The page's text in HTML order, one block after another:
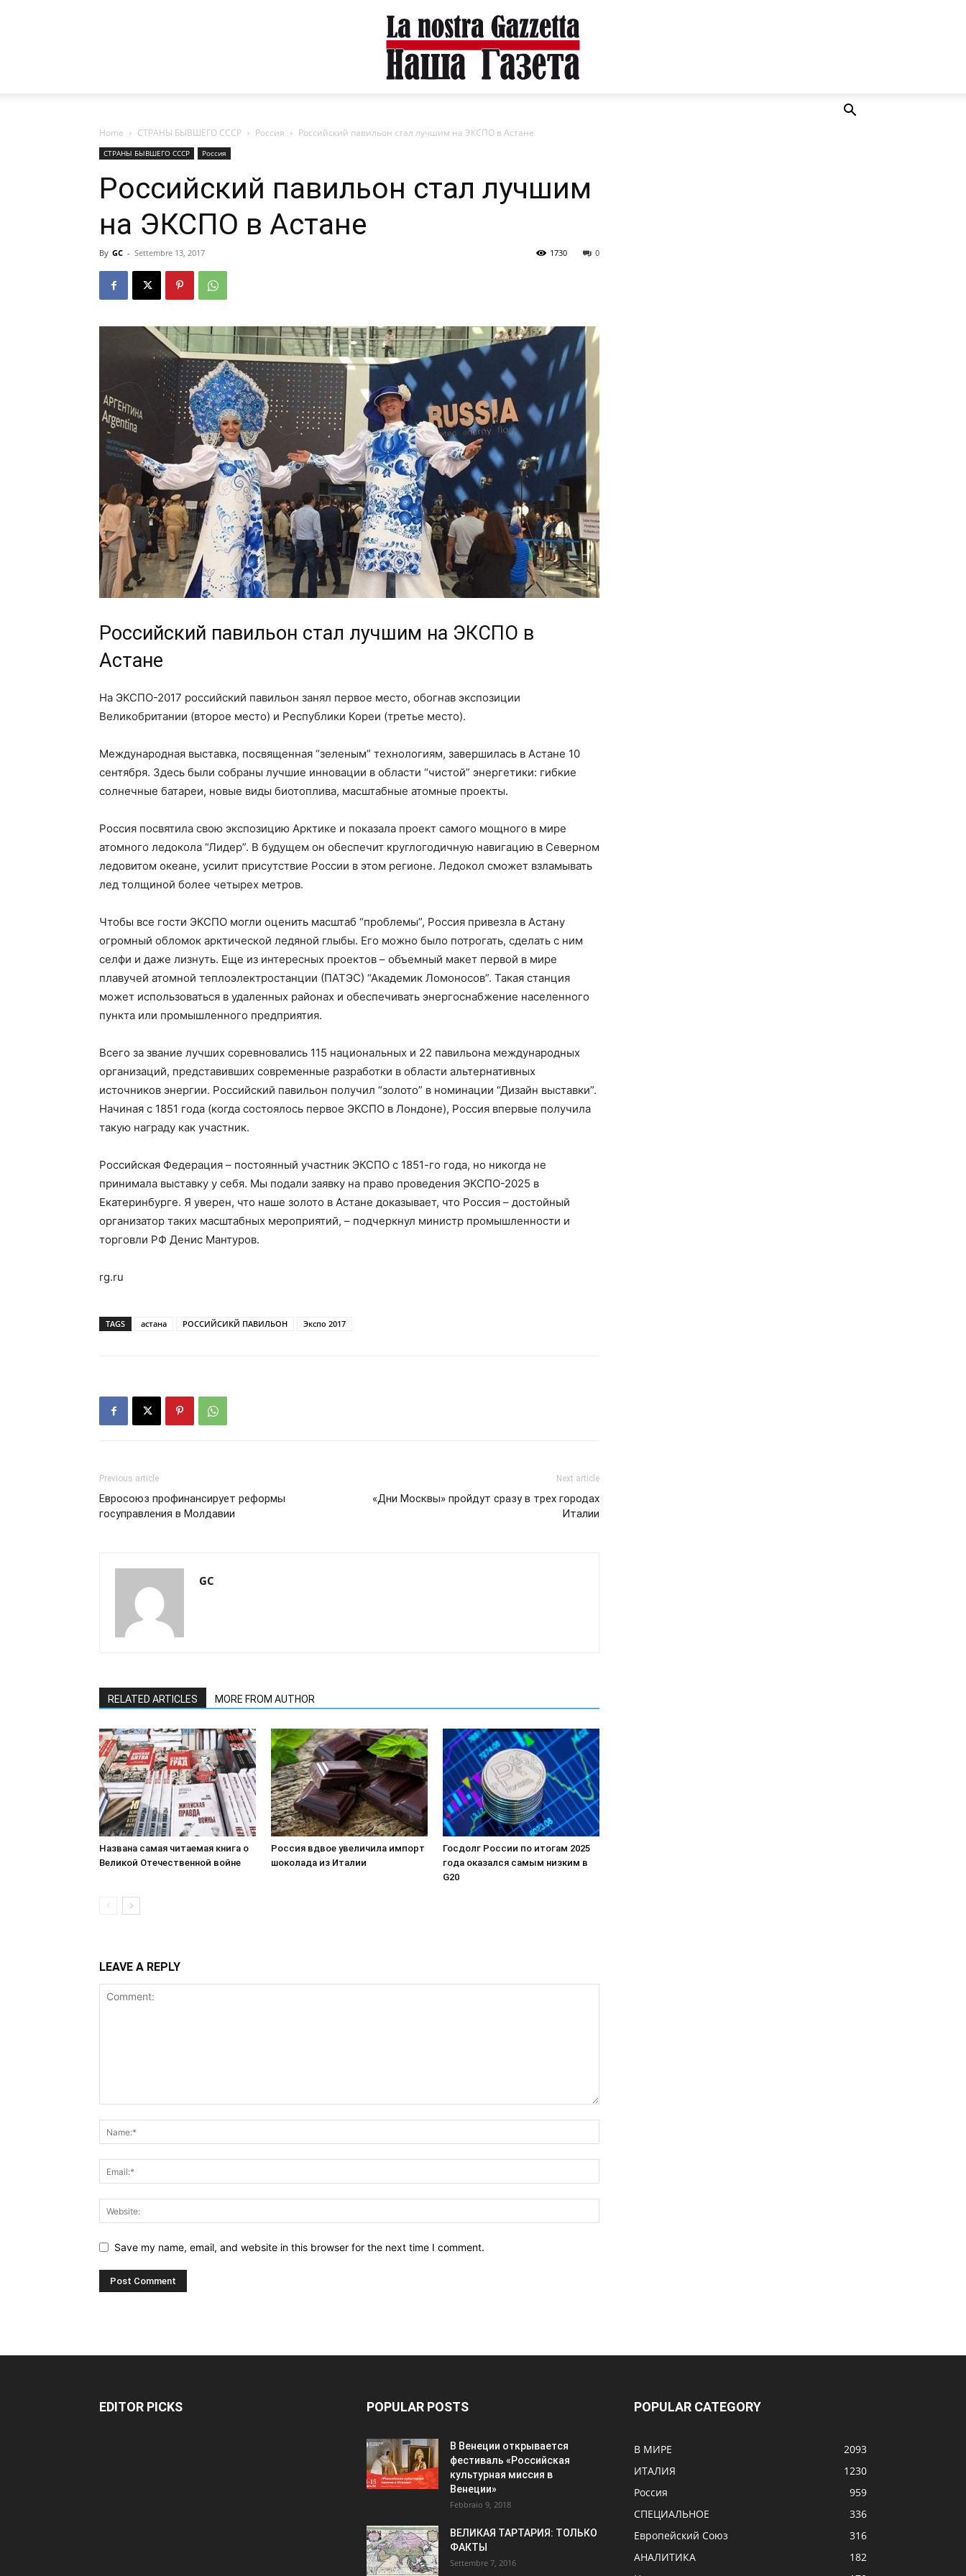
Home СТРАНЫ БЫВШЕГО СССР Россия Российский павильон стал лучшим на ЭКСПО в Астане
СТРАНЫ БЫВШЕГО СССР Россия
Российский павильон стал лучшим
на ЭКСПО в Астане
By GC - Settembre 13, 2017 0
1730
Российский павильон стал лучшим на ЭКСПО в
Астане
На ЭКСПО-2017 российский павильон занял первое место, обогнав экспозиции
Великобритании (второе место) и Республики Кореи (третье место).
Международная выставка, посвященная “зеленым” технологиям, завершилась в Астане 10
сентября. Здесь были собраны лучшие инновации в области “чистой” энергетики: гибкие
солнечные батареи, новые виды биотоплива, масштабные атомные проекты.
Россия посвятила свою экспозицию Арктике и показала проект самого мощного в мире
атомного ледокола “Лидер”. В будущем он обеспечит круглогодичную навигацию в Северном
ледовитом океане, усилит присутствие России в этом регионе. Ледокол сможет взламывать
лед толщиной более четырех метров.
Чтобы все гости ЭКСПО могли оценить масштаб “проблемы”, Россия привезла в Астану
огромный обломок арктической ледяной глыбы. Его можно было потрогать, сделать с ним
селфи и даже лизнуть. Еще из интересных проектов – объемный макет первой в мире
плавучей атомной теплоэлектростанции (ПАТЭС) “Академик Ломоносов”. Такая станция
может использоваться в удаленных районах и обеспечивать энергоснабжение населенного
пункта или промышленного предприятия.
Всего за звание лучших соревновались 115 национальных и 22 павильона международных
организаций, представивших современные разработки в области альтернативных
источников энергии. Российский павильон получил “золото” в номинации “Дизайн выставки”.
Начиная с 1851 года (когда состоялось первое ЭКСПО в Лондоне), Россия впервые получила
такую награду как участник.
Российская Федерация – постоянный участник ЭКСПО с 1851-го года, но никогда не
принимала выставку у себя. Мы подали заявку на право проведения ЭКСПО-2025 в
Екатеринбурге. Я уверен, что наше золото в Астане доказывает, что Россия – достойный
организатор таких масштабных мероприятий, – подчеркнул министр промышленности и
торговли РФ Денис Мантуров.
rg.ru
TAGS астана РОССИЙСИКЙ ПАВИЛЬОН Экспо 2017
Previous article
Евросоюз профинансирует реформы
госуправления в Молдавии
Next article
«Дни Москвы» пройдут сразу в трех городах
Италии
GC
RELATED ARTICLES MORE FROM AUTHOR
Названа самая читаемая книга о
Великой Отечественной войне
Россия вдвое увеличила импорт
шоколада из Италии
Госдолг России по итогам 2025
года оказался самым низким в
G20
LEAVE A REPLY
Save my name, email, and website in this browser for the next time I comment.
EDITOR PICKS POPULAR POSTS
В Венеции открывается
фестиваль «Российская
культурная миссия в
Венеции»
Febbraio 9, 2018
ВЕЛИКАЯ ТАРТАРИЯ: ТОЛЬКО
ФАКТЫ
Settembre 7, 2016
POPULAR CATEGORY
В МИРЕ
2093
ИТАЛИЯ
1230
Россия
959
СПЕЦИАЛЬНОЕ
336
Европейский Союз
316
АНАЛИТИКА
182